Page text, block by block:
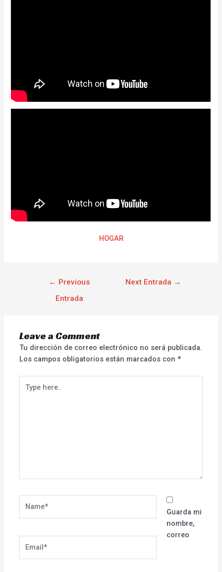
HOGAR
← Previous
Entrada
Next Entrada →
Leave a Comment
Tu dirección de correo electrónico no será publicada.
Los campos obligatorios están marcados con*
here..
Guarda mi
nombre,
correo